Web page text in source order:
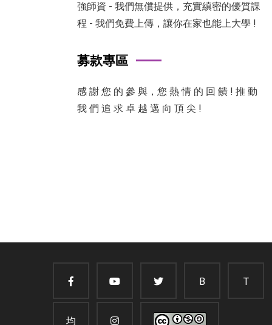
強師資 - 我們無償提供，充實縝密的優質課
程 - 我們免費上傳，讓你在家也能上大學 !
募款專區
感 謝 您 的 參 與，您 熱 情 的 回 饋 ! 推 動
我 們 追 求 卓 越 邁 向 頂 尖 !
B T
均